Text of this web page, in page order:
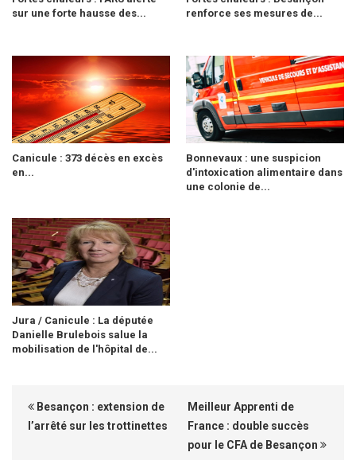
sur une forte hausse des...
renforce ses mesures de...
Canicule : 373 décès en excès
en...
Bonnevaux : une suspicion
d'intoxication alimentaire dans
une colonie de...
Jura / Canicule : La députée
Danielle Brulebois salue la
mobilisation de l'hôpital de...
Besançon : extension de
l’arrêté sur les trottinettes
Meilleur Apprenti de
France : double succès
pour le CFA de Besançon